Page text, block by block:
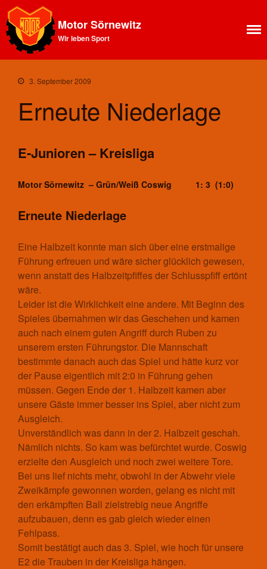
Ansprechpartner SV Motor
Sörnewitz
Shop
Kegelbahn
Sektion Bergsteigen
Statistisches
Änderungsantrag
Satzung
Mitgliedsbeitrag
Beitragsordnung
Bankverbindung
Datenschutzordnung
Shop
Badminton
Aktuelles
Kontakt
Trainingszeiten und Orte
Basketball
Aktuelles
Mannschaften
Spieltrieb/Spielplan
Motor Sörnewitz
Wir leben Sport
3. September 2009
Erneute Niederlage
E-Junioren – Kreisliga
Motor Sörnewitz – Grün/Weiß Coswig 1: 3 (1:0)
Erneute Niederlage
Eine Halbzeit konnte man sich über eine erstmalige
Führung erfreuen und wäre sicher glücklich gewesen,
wenn anstatt des Halbzeitpfiffes der Schlusspfiff ertönt
wäre.
Leider ist die Wirklichkeit eine andere. Mit Beginn des
Spieles übernahmen wir das Geschehen und kamen
auch nach einem guten Angriff durch Ruben zu
unserem ersten Führungstor. Die Mannschaft
bestimmte danach auch das Spiel und hätte kurz vor
der Pause eigentlich mit 2:0 in Führung gehen
müssen. Gegen Ende der 1. Halbzeit kamen aber
unsere Gäste immer besser ins Spiel, aber nicht zum
Ausgleich.
Unverständlich was dann in der 2. Halbzeit geschah.
Nämlich nichts. So kam was befürchtet wurde. Coswig
erzielte den Ausgleich und noch zwei weitere Tore.
Bei uns lief nichts mehr, obwohl in der Abwehr viele
Zweikämpfe gewonnen worden, gelang es nicht mit
den erkämpften Ball zielstrebig neue Angriffe
aufzubauen, denn es gab gleich wieder einen
Fehlpass.
Somit bestätigt auch das 3. Spiel, wie hoch für unsere
E2 die Trauben in der Kreisliga hängen.